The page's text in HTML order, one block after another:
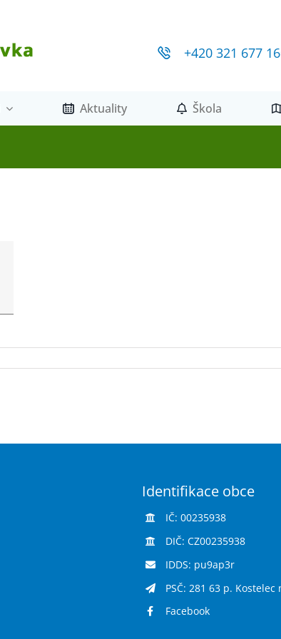
+420 321 677
Aktuality Škola
Identifikace obce
IČ: 00235938
DIČ: CZ00235938
IDDS: pu9ap3r
PSČ: 281 63 p. Kostelec
Facebook